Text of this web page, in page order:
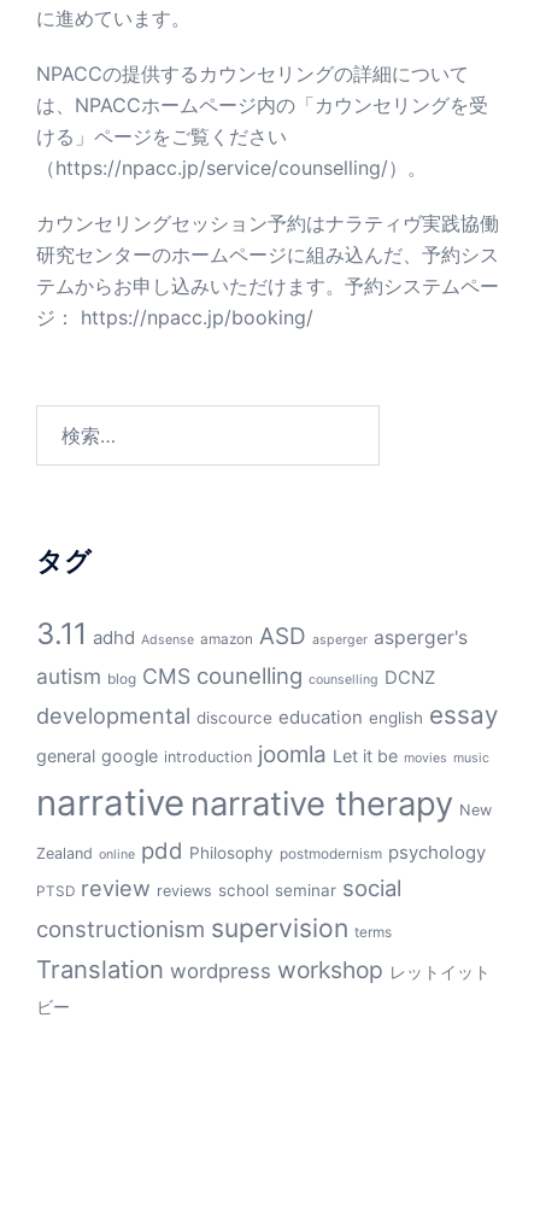
に進めています。
NPACCの提供するカウンセリングの詳細について
は、NPACCホームページ内の「カウンセリングを受
ける」ページをご覧ください
（https://npacc.jp/service/counselling/）。
カウンセリングセッション予約はナラティヴ実践協働
研究センターのホームページに組み込んだ、予約シス
テムからお申し込みいただけます。予約システムペー
ジ： https://npacc.jp/booking/
タグ
3.11 adhd Adsense amazon ASD asperger asperger's
autism blog CMS counelling counselling DCNZ
developmental discource education english essay
general google introduction joomla Let it be movies music
narrative narrative therapy New
Zealand online pdd Philosophy postmodernism psychology
PTSD review reviews school seminar social
constructionism supervision terms
Translation wordpress workshop レットイット
ビー